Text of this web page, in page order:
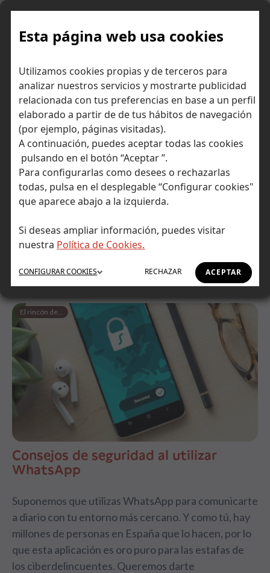
Esta página web usa cookies
Utilizamos cookies propias y de terceros para
analizar nuestros servicios y mostrarte publicidad
relacionada con tus preferencias en base a un perfil
elaborado a partir de de tus hábitos de navegación
(por ejemplo, páginas visitadas).
A continuación, puedes aceptar todas las cookies
pulsando en el botón “Aceptar ”.
Para configurarlas como desees o rechazarlas
todas, pulsa en el desplegable “Configurar cookies"
que aparece abajo a la izquierda.
Si deseas ampliar información, puedes visitar
nuestra Política de Cookies.
ACEPTAR
RECHAZAR
CONFIGURARCOOKIES
Skip
Ir a Self Bank »
El Blog de Self
Bank
ciberseguridad
El rincón de...
Consejos de seguridad al utilizar
WhatsApp
Suponemos que utilizas WhatsApp para comunicarte
a diario con tu entorno más cercano. Y como tú, hay
millones de personas en España que lo hacen, por lo
que esta aplicación es oro puro para las estafas de
los ciberdelincuentes. Queremos darte